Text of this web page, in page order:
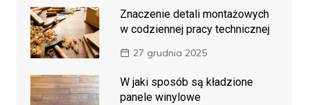
Znaczenie detali montażowych
w codziennej pracy technicznej
27 grudnia 2025
W jaki sposób są kładzione
panele winylowe